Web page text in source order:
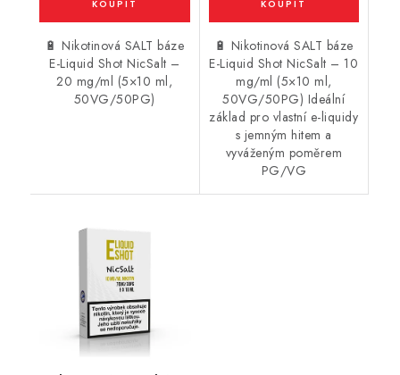
🔋 Nikotinová SALT báze
E-Liquid Shot NicSalt –
20 mg/ml (5×10 ml,
50VG/50PG)
🔋 Nikotinová SALT báze
E-Liquid Shot NicSalt – 10
mg/ml (5×10 ml,
50VG/50PG) Ideální
základ pro vlastní e-liquidy
s jemným hitem a
vyváženým poměrem
PG/VG